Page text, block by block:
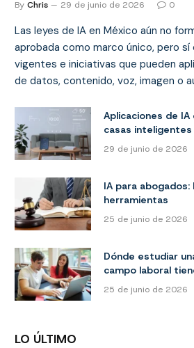
By Chris 29 de junio de 2026 0
Las leyes de IA en México aún no
aprobada como marco único, pero sí
vigentes e iniciativas que pueden
de datos, contenido, voz, imagen o
Aplicaciones de
casas inteligentes
29 de junio de 2026
IA para
herramientas
25 de junio de 2026
Dónde estudiar
campo laboral
25 de junio de 2026
LO ÚLTIMO